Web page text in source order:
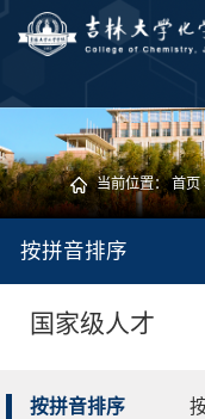
当前位置：首页
按拼音排序
国家级人才
按拼音排序